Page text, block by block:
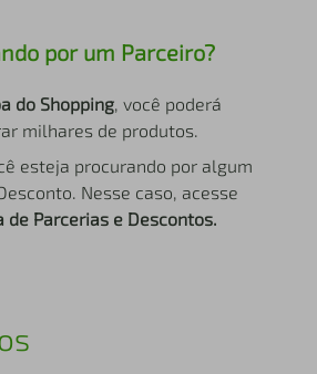
por um Parceiro?
do Shopping, você poderá
milhares de produtos.
esteja procurando por algum
Nesse caso, acesse
de Parcerias e Descontos.